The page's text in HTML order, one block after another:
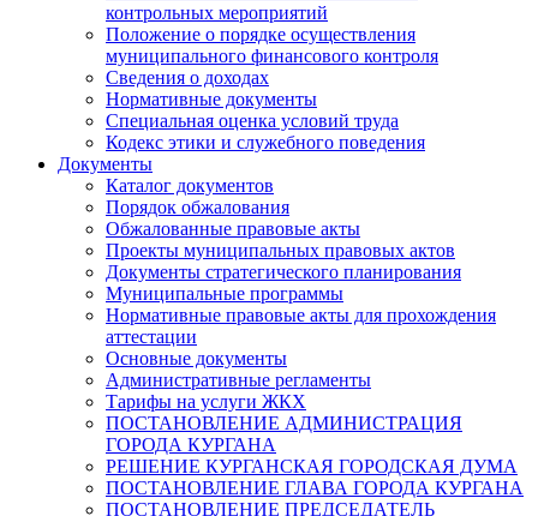
контрольных мероприятий
Положение о порядке осуществления
муниципального финансового контроля
Сведения о доходах
Нормативные документы
Специальная оценка условий труда
Кодекс этики и служебного поведения
Документы
Каталог документов
Порядок обжалования
Обжалованные правовые акты
Проекты муниципальных правовых актов
Документы стратегического планирования
Муниципальные программы
Нормативные правовые акты для прохождения
аттестации
Основные документы
Административные регламенты
Тарифы на услуги ЖКХ
ПОСТАНОВЛЕНИЕ АДМИНИСТРАЦИЯ
ГОРОДА КУРГАНА
РЕШЕНИЕ КУРГАНСКАЯ ГОРОДСКАЯ ДУМА
ПОСТАНОВЛЕНИЕ ГЛАВА ГОРОДА КУРГАНА
ПОСТАНОВЛЕНИЕ ПРЕДСЕДАТЕЛЬ